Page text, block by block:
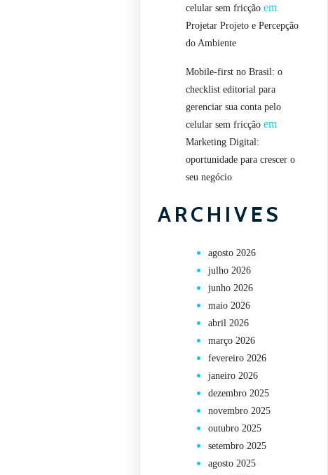
celular sem fricção em
Projetar Projeto e Percepção
do Ambiente
Mobile-first no Brasil: o
checklist editorial para
gerenciar sua conta pelo
celular sem fricção em
Marketing Digital:
oportunidade para crescer o
seu negócio
ARCHIVES
agosto 2026
julho 2026
junho 2026
maio 2026
abril 2026
março 2026
fevereiro 2026
janeiro 2026
dezembro 2025
novembro 2025
outubro 2025
setembro 2025
agosto 2025